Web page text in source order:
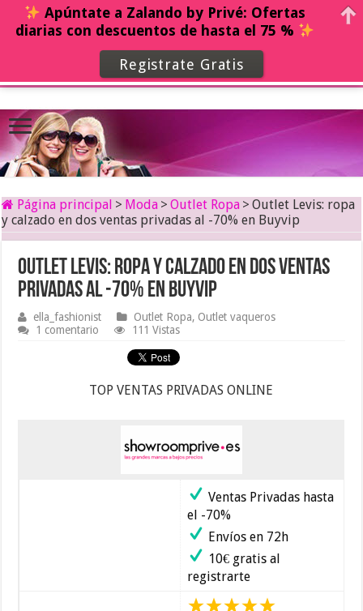
Página principal > Moda > Outlet Ropa > Outlet Levis: ropa
y calzado en dos ventas privadas al -70% en Buyvip
Outlet Levis: ropa y calzado en dos ventas
privadas al -70% en Buyvip
ella_fashionist Outlet Ropa, Outlet vaqueros
1 comentario
111 Vistas
TOP VENTAS PRIVADAS ONLINE
Ventas Privadas hasta
el -70%
Envíos en 72h
10€ gratis al
registrarte
Apúntate a Zalando by Privé: Ofertas
diarias con descuentos de hasta el 75 %
Registrate Gratis